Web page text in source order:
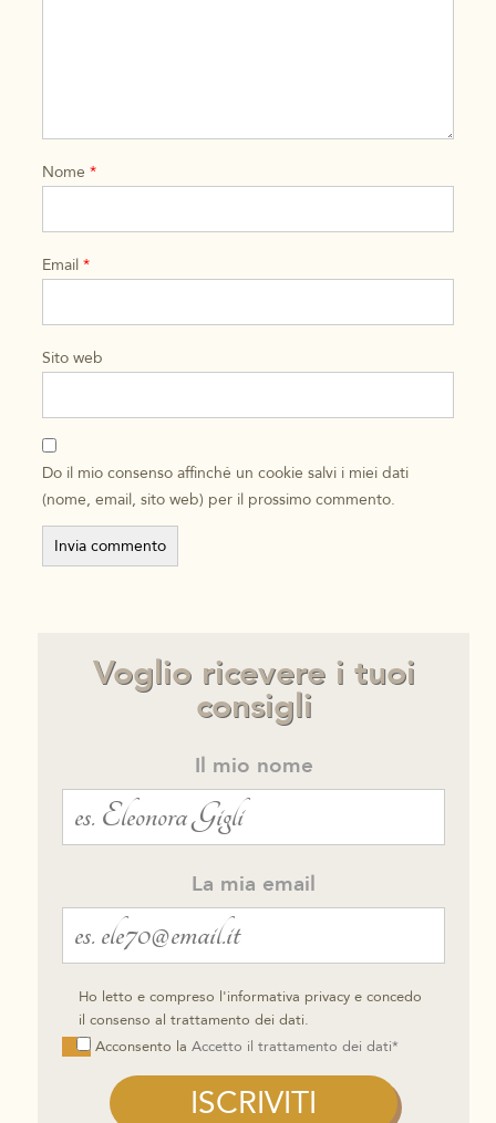
Nome *
Email *
Sito web
Do il mio consenso affinché un cookie salvi i miei dati
(nome, email, sito web) per il prossimo commento.
Voglio ricevere i tuoi
consigli
Il mio nome
La mia email
Ho letto e compreso l'informativa privacy e concedo
il consenso al trattamento dei dati.
Acconsento la Accetto il trattamento dei dati*